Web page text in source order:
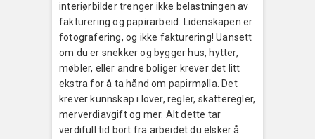
interiørbilder trenger ikke belastningen av
fakturering og papirarbeid. Lidenskapen er
fotografering, og ikke fakturering! Uansett
om du er snekker og bygger hus, hytter,
møbler, eller andre boliger krever det litt
ekstra for å ta hånd om papirmølla. Det
krever kunnskap i lover, regler, skatteregler,
merverdiavgift og mer. Alt dette tar
verdifull tid bort fra arbeidet du elsker å